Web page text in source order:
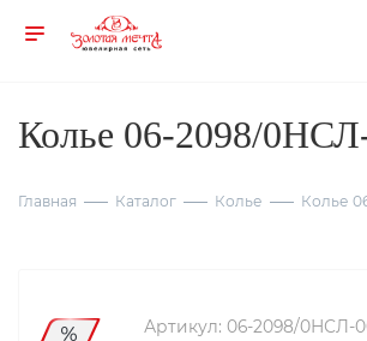
Колье 06-2098/
Главная Каталог Колье Колье
Артикул: 06-2098/0НСЛ-